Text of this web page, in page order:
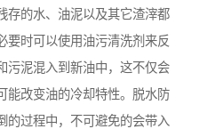
存的水、油泥以及其它渣滓都
要时可以使用油污清洗剂来反
污泥混入到新油中，这不仅会
能改变油的冷却特性。脱水防
的过程中，不可避免的会带入